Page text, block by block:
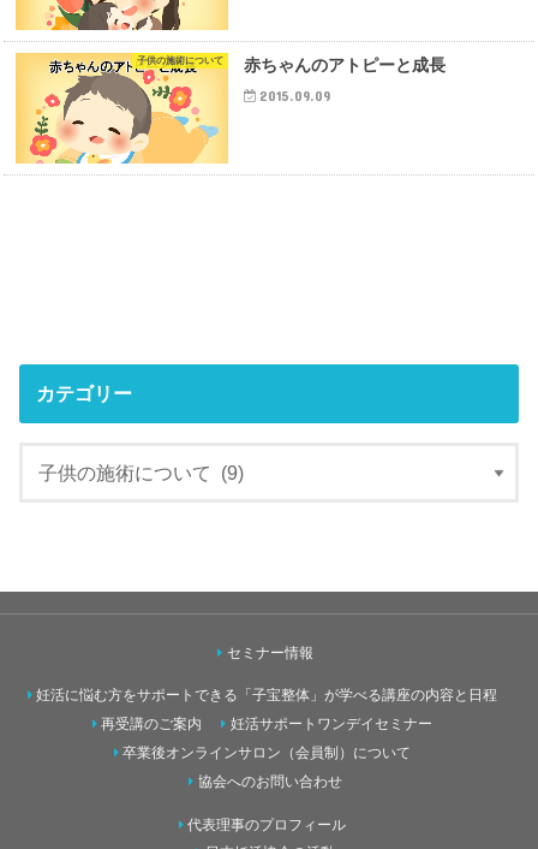
子供の施術について 赤ちゃんのアトピーと成長
2015.09.09
カテゴリー
セミナー情報
妊活に悩む方をサポートできる「子宝整体」が学べる講座の内容と日程
再受講のご案内
妊活サポートワンデイセミナー
卒業後オンラインサロン（会員制）について
協会へのお問い合わせ
代表理事のプロフィール